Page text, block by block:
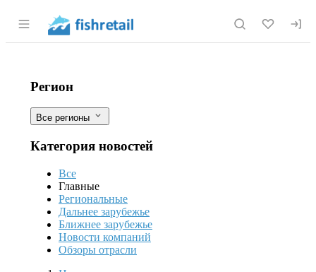
Раздел навигации по сайту fishretail.ru
Вылов рыбы в России за пять
Фильтры
Регион
Все регионы
Категория новостей
Все
Главные
Региональные
Дальнее зарубежье
Ближнее зарубежье
Новости компаний
Обзоры отрасли